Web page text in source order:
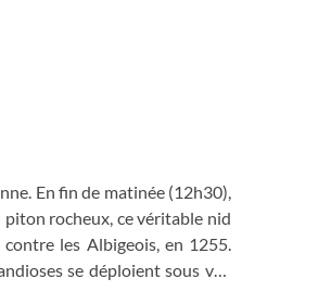
En fin de matinée (12h30),
rocheux, ce véritable nid
les Albigeois, en 1255.
se déploient sous vos